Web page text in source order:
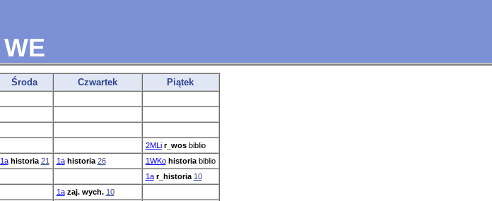
WE
Środa Czwartek Piątek
2MLi r_wos biblio
1a historia 21 1a historia 26 1WKo historia biblio
1a r_historia 10
1a zaj. wych. 10